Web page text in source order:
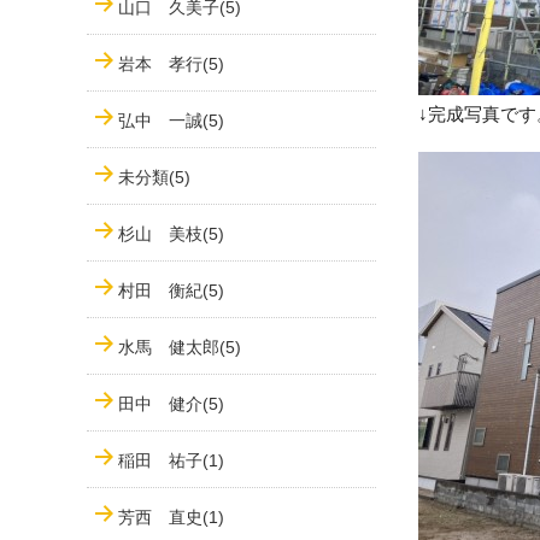
↓完成写真で
山口 久美子(5)
岩本 孝行(5)
弘中 一誠(5)
未分類(5)
杉山 美枝(5)
村田 衡紀(5)
水馬 健太郎(5)
田中 健介(5)
稲田 祐子(1)
芳西 直史(1)